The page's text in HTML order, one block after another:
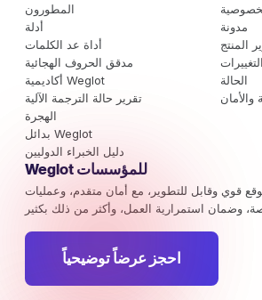
المطورون
أدلة
أداة عد الكلمات
مدقق الحروف الهجائية
أكاديمية Weglot
تقرير حالة الترجمة الآلية
الهجرة
بدائل Weglot
دليل الخبراء الدوليين
مدونة
المنتج
الحالة
والأمان
Weglot للمؤسسات
قوي وقابل للتطوير، مع أمان متقدم، وعمليات
احجز عرضاً توضيحياً